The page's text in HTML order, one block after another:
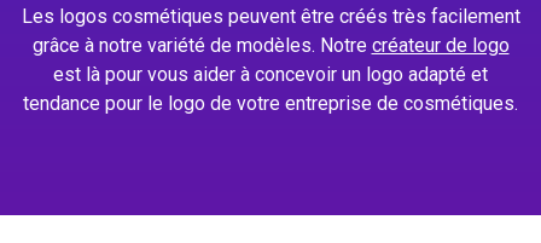
Les logos cosmétiques peuvent être créés très facilement
grâce à notre variété de modèles. Notre créateur de logo
est là pour vous aider à concevoir un logo adapté et
tendance pour le logo de votre entreprise de cosmétiques.